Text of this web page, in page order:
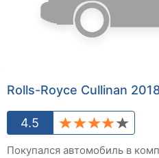
Rolls-Royce Cullinan
4.5
Покупался автомобиль в